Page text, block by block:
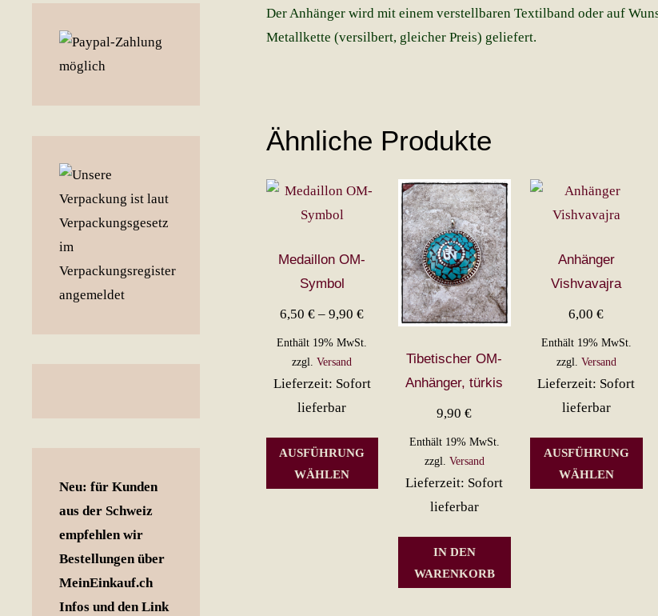
Der Anhänger wird mit einem verstellbaren Textilband oder auf
Metallkette (versilbert, gleicher Preis) geliefert.
Ähnliche Produkte
Medaillon OM-
Symbol
6,50€ –9,90€Preisspanne:
6,50 €
9,90 €
Enthält 19% MwSt.
zzgl.Versand
Lieferzeit: Sofort
lieferbar
AUSFÜHRUNG
WÄHLEN
Dieses
weist
Varianten
Tibetischer OM-
Anhänger, türkis
9,90€
Enthält 19% MwSt.
zzgl. Versand
Lieferzeit: Sofort
lieferbar
IN DEN
WARENKORB
Anhänger
Vishvavajra
6,00€
Enthält 19% MwSt.
zzgl. Versand
Lieferzeit: Sofort
lieferbar
AUSFÜHRUNG
WÄHLEN
Neu: für Kunden
aus der Schweiz
empfehlen wir
Bestellungen über
MeinEinkauf.ch
Infos und den Link